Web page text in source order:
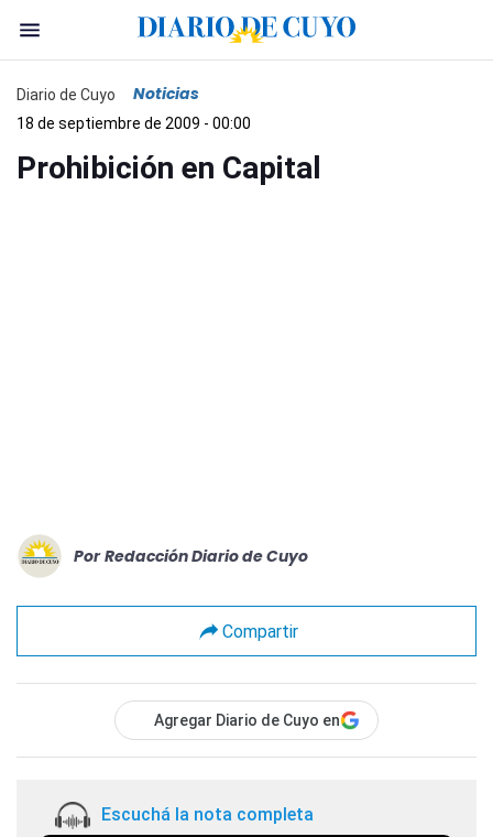
Diario de Cuyo Noticias
18 de septiembre de 2009 - 00:00
Prohibición en Capital
Por Redacción Diario de Cuyo
Compartir
Agregar Diario de Cuyo en
Escuchá la nota completa